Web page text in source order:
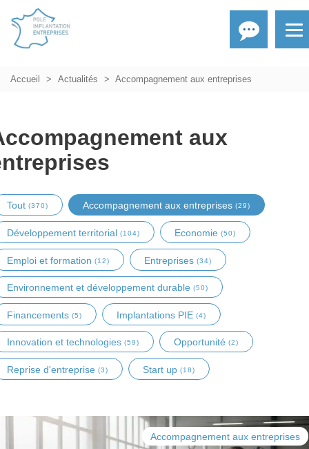
Accueil Actualités Accompagnement aux entreprises
aux
Tout (370) Accompagnement aux entreprises (29)
Développement territorial (104) Economie (50)
Emploi et formation (12) Entreprises (34)
Environnement et développement durable (50)
Financements (5) Implantations PIE (4)
Innovation et technologies (59) Opportunité (2)
Reprise d'entreprise (3) Start up (18)
Accompagnement aux entreprises